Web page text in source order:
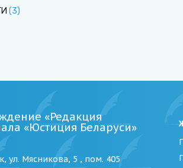
(3)
«Редакция
«Юстиция Беларуси»
ул. Мясникова, 5 , пом. 405